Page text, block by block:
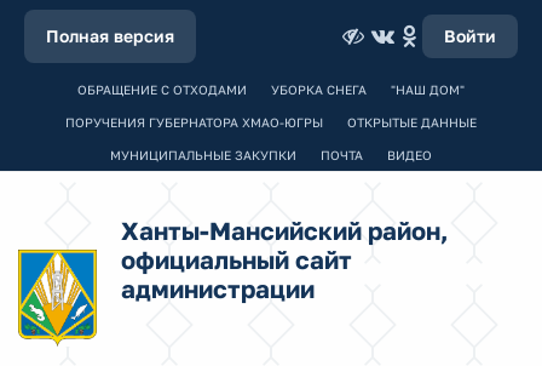
Полная версия Войти
ОБРАЩЕНИЕ С ОТХОДАМИ УБОРКА СНЕГА "НАШ ДОМ"
ПОРУЧЕНИЯ ГУБЕРНАТОРА ХМАО-ЮГРЫ ОТКРЫТЫЕ ДАННЫЕ
МУНИЦИПАЛЬНЫЕ ЗАКУПКИ ПОЧТА ВИДЕО
Ханты-Мансийский район,
официальный сайт
администрации